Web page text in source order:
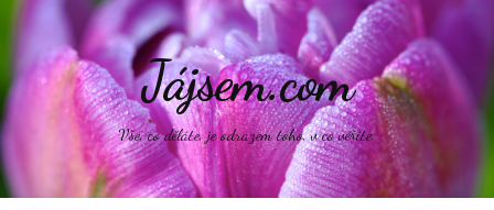
Jájsem.com
Vše, co děláte, je odrazem toho, v co věříte.